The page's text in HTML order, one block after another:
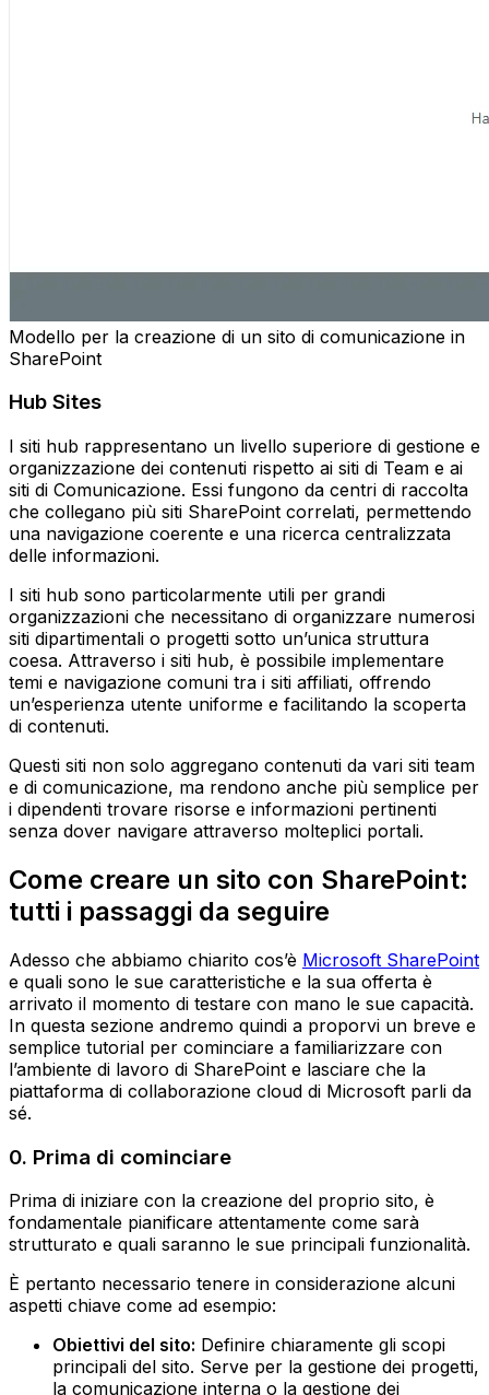
Modello per la creazione di un sito di comunicazione in
SharePoint
Hub Sites
I siti hub rappresentano un livello superiore di gestione e
organizzazione dei contenuti rispetto ai siti di Team e ai
siti di Comunicazione. Essi fungono da centri di raccolta
che collegano più siti SharePoint correlati, permettendo
una navigazione coerente e una ricerca centralizzata
delle informazioni.
I siti hub sono particolarmente utili per grandi
organizzazioni che necessitano di organizzare numerosi
siti dipartimentali o progetti sotto un’unica struttura
coesa. Attraverso i siti hub, è possibile implementare
temi e navigazione comuni tra i siti affiliati, offrendo
un’esperienza utente uniforme e facilitando la scoperta
di contenuti.
Questi siti non solo aggregano contenuti da vari siti team
e di comunicazione, ma rendono anche più semplice per
i dipendenti trovare risorse e informazioni pertinenti
senza dover navigare attraverso molteplici portali.
Come creare un sito con SharePoint:
tutti i passaggi da seguire
Adesso che abbiamo chiarito cos’è Microsoft SharePoint
e quali sono le sue caratteristiche e la sua offerta è
arrivato il momento di testare con mano le sue capacità.
In questa sezione andremo quindi a proporvi un breve e
semplice tutorial per cominciare a familiarizzare con
l’ambiente di lavoro di SharePoint e lasciare che la
piattaforma di collaborazione cloud di Microsoft parli da
sé.
0. Prima di cominciare
Prima di iniziare con la creazione del proprio sito, è
fondamentale pianificare attentamente come sarà
strutturato e quali saranno le sue principali funzionalità.
È pertanto necessario tenere in considerazione alcuni
aspetti chiave come ad esempio:
Obiettivi del sito: Definire chiaramente gli scopi
principali del sito. Serve per la gestione dei progetti,
la comunicazione interna o la gestione dei